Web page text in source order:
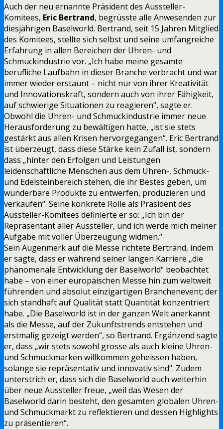
Auch der neu ernannte Präsident des Aussteller-
Komitees, Eric Bertrand, begrüsste alle Anwesenden zur
diesjährigen Baselworld. Bertrand, seit 15 Jahren Mitglied
des Komitees, stellte sich selbst und seine umfangreiche
Erfahrung in allen Bereichen der Uhren- und
Schmuckindustrie vor. „Ich habe meine gesamte
berufliche Laufbahn in dieser Branche verbracht und war
immer wieder erstaunt – nicht nur von ihrer Kreativität
und Innovationskraft, sondern auch von ihrer Fähigkeit,
auf schwierige Situationen zu reagieren“, sagte er.
Obwohl die Uhren- und Schmuckindustrie immer neue
Herausforderung zu bewältigen hatte, „ist sie stets
gestärkt aus allen Krisen hervorgegangen“. Eric Bertrand
ist überzeugt, dass diese Stärke kein Zufall ist, sondern
dass „hinter den Erfolgen und Leistungen
leidenschaftliche Menschen aus dem Uhren-, Schmuck-
und Edelsteinbereich stehen, die ihr Bestes geben, um
wunderbare Produkte zu entwerfen, produzieren und
verkaufen“. Seine konkrete Rolle als Präsident des
Aussteller-Komitees definierte er so: „Ich bin der
Repräsentant aller Aussteller, und ich werde mich meiner
Aufgabe mit voller Überzeugung widmen.“
Sein Augenmerk auf die Messe richtete Bertrand, indem
er sagte, dass er während seiner langen Karriere „die
phänomenale Entwicklung der Baselworld“ beobachtet
habe – von einer europäischen Messe hin zum weltweit
führenden und absolut einzigartigen Branchenevent; der
sich standhaft auf Qualität statt Quantität konzentriert
habe. „Die Baselworld ist in der ganzen Welt anerkannt
als die Messe, auf der Zukunftstrends entstehen und
erstmalig gezeigt werden“, so Bertrand. Ergänzend sagte
er, dass „wir stets sowohl grosse als auch kleine Uhren-
und Schmuckmarken willkommen geheissen haben,
solange sie repräsentativ und innovativ sind“. Zudem
unterstrich er, dass sich die Baselworld auch weiterhin
über neue Aussteller freue, „weil das Wesen der
Baselworld darin besteht, den gesamten globalen Uhren-
und Schmuckmarkt zu reflektieren und dessen Highlights
zu präsentieren“.